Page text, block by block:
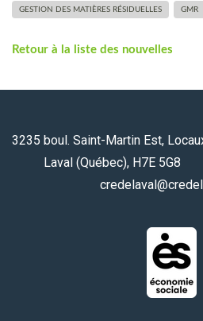
GESTION DES MATIÈRES RÉSIDUELLES GMR
Retour à la liste des nouvelles
3235 boul. Saint-Martin
Laval (Québec), H7E